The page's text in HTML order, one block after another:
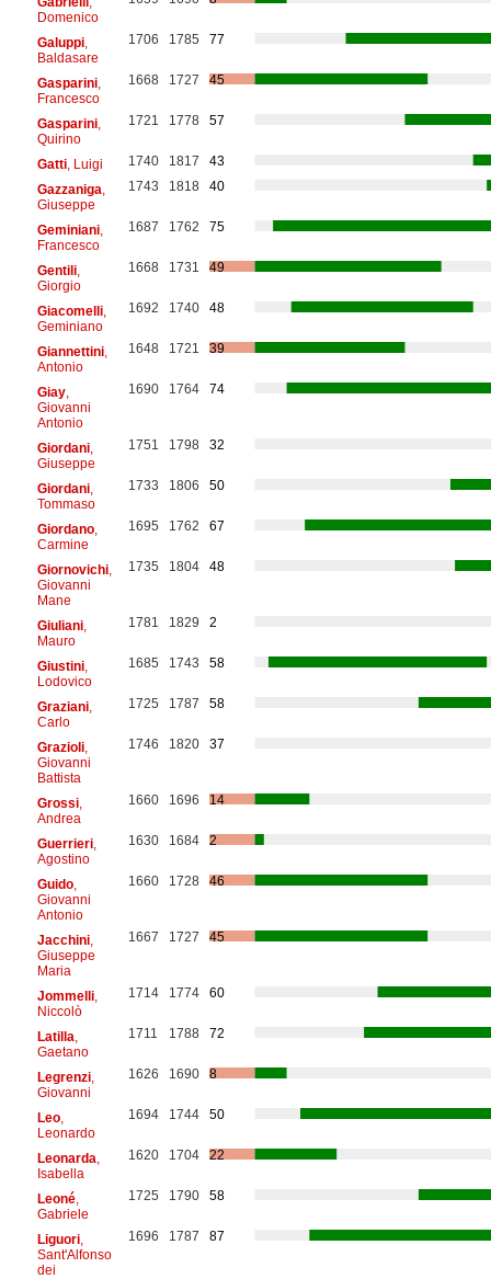
Domenico
Galuppi,
Baldasare
1706 1785 77
Gasparini,
Francesco
1668 1727 45
Gasparini,
Quirino
1721 1778 57
Gatti, Luigi 1740 1817
43
Gazzaniga
Giuseppe
1743 1818 40
Geminiani,
Francesco
1687 1762 75
Gentili,
Giorgio
1668 1731 49
Giacomelli,
Geminiano
1692 1740 48
Giannettini,
Antonio
1648 1721 39
Giay,
Giovanni
Antonio
1690 1764 74
Giordani,
Giuseppe
1751 1798 32
Giordani,
Tommaso
1733 1806 50
Giordano,
Carmine
1695 1762 67
Giornovichi,
Giovanni
Mane
1735 1804 48
Giuliani,
Mauro
1781 1829 2
Giustini,
Lodovico
1685 1743 58
Graziani,
Carlo
1725 1787 58
Grazioli,
Giovanni
Battista
1746 1820 37
Grossi,
Andrea
1660 1696 14
Guerrieri,
Agostino
1630 1684 2
Guido,
Giovanni
Antonio
1660 1728 46
Jacchini,
Giuseppe
Maria
1667 1727 45
Jommelli,
Niccolò
1714 1774 60
Latilla
Gaetano
1711 1788 72
Legrenzi,
Giovanni
1626 1690 8
Leo,
Leonardo
1694 1744 50
Leonarda
Isabella
1620 1704 22
Leoné,
Gabriele
1725 1790 58
Liguori,
Sant'Alfonso
dei
1696 1787 87